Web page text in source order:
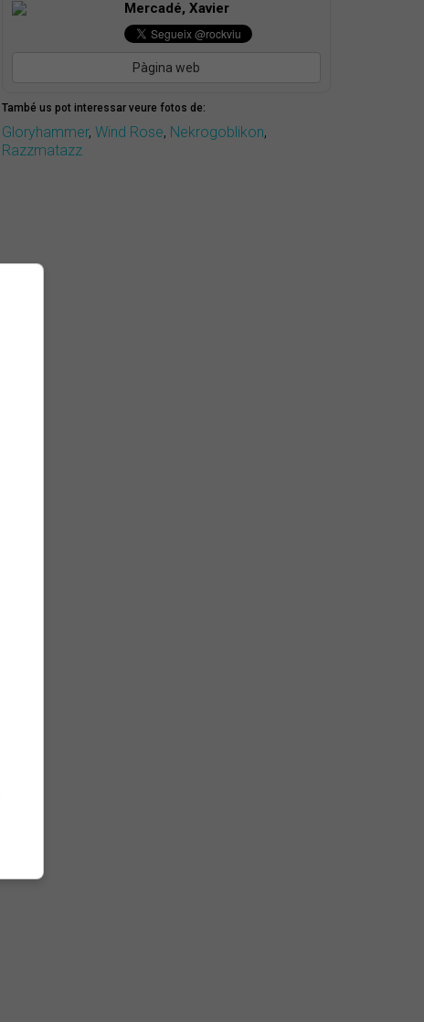
Mercadé, Xavier
Pàgina web
També us pot interessar veure fotos de:
Gloryhammer, Wind Rose, Nekrogoblikon,
Razzmatazz